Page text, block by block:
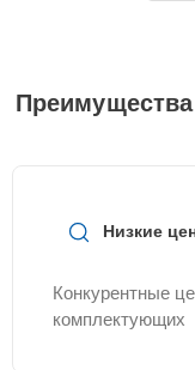
Низкие
Конкурентные
комплектующих